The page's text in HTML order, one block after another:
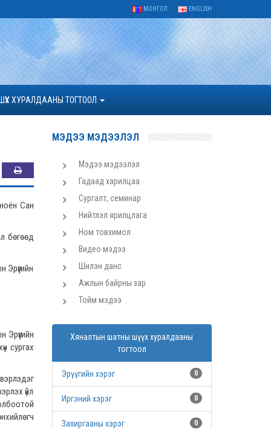
МОНГОЛ ENGLISH
ХУРАЛДААНЫ ТОГТООЛ
Сан
бөгөөд
сургах
үйл
МЭДЭЭ МЭДЭЭЛЭЛ
Мэдээ мэдээлэл
Гадаад харилцаа
Сургалт, семинар
Нийтлэл ярилцлага
Ном товхимол
Видео мэдээ
Шилэн данс
Ажлын байрны зар
Тойм мэдээ
Хяналтын шатны шүүх хуралдааны
тогтоол
Эрүүгийн хэрэг 0
Иргэний хэрэг 0
Захиргааны хэрэг 0